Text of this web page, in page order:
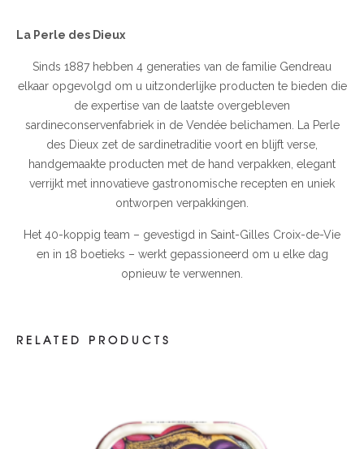
La Perle des Dieux
Sinds 1887 hebben 4 generaties van de familie Gendreau
elkaar opgevolgd om u uitzonderlijke producten te bieden die
de expertise van de laatste overgebleven
sardineconservenfabriek in de Vendée belichamen. La Perle
des Dieux zet de sardinetraditie voort en blijft verse,
handgemaakte producten met de hand verpakken, elegant
verrijkt met innovatieve gastronomische recepten en uniek
ontworpen verpakkingen.
Het 40-koppig team – gevestigd in Saint-Gilles Croix-de-Vie
en in 18 boetieks – werkt gepassioneerd om u elke dag
opnieuw te verwennen.
RELATED PRODUCTS